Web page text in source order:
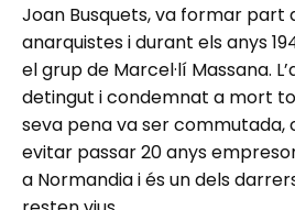
Joan Busquets, va formar part
anarquistes i durant els anys
el grup de Marcel·lí Massana.
detingut i condemnat a mort
seva pena va ser commutada,
evitar passar 20 anys
a Normandia i és un dels